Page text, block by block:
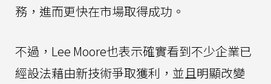
務，進而更快在市場取得成功。
不過，Lee Moore也表示確實看到不少企業已
經設法藉由新技術爭取獲利，並且明顯改變